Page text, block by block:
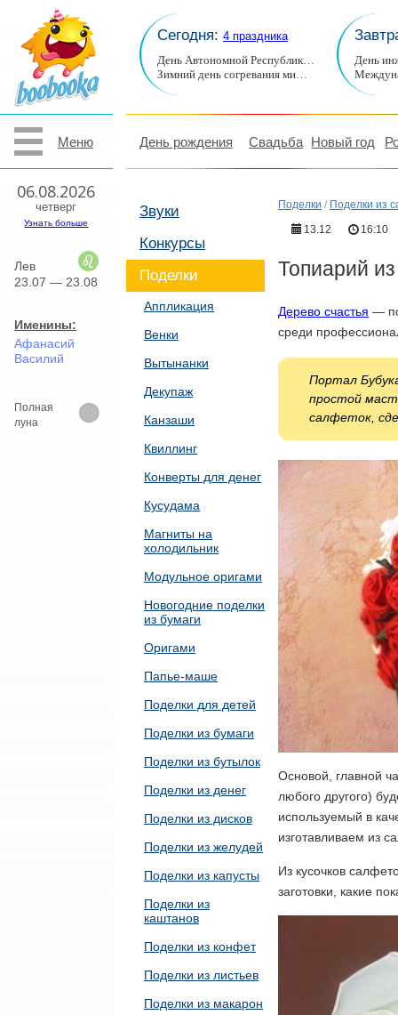
Меню
06.08.2026
четверг
Узнать больше
Лев
23.07 — 23.08
Именины:
Афанасий
Василий
Полная
луна
Сегодня: 4 праздника
День Автономной Республик…
Зимний день согревания ми…
День
День рождения Свадьба Новый год
Звуки
Конкурсы
Поделки
Аппликация
Венки
Вытынанки
Декупаж
Канзаши
Квиллинг
Конверты для денег
Кусудама
Магниты на
холодильник
Модульное оригами
Новогодние поделки
из бумаги
Оригами
Папье-маше
Поделки для детей
Поделки из бумаги
Поделки из бутылок
Поделки из денег
Поделки из дисков
Поделки из желудей
Поделки из капусты
Поделки из
каштанов
Поделки из конфет
Поделки из листьев
Поделки из макарон
Поделки / Поделки из
13.12
16:10
Топиарий
Дерево счастья —
среди
Портал
простой
салфеток,
Основой, главной
любого другого)
используемый в
изготавливаем из
Из кусочков
заготовки, какие